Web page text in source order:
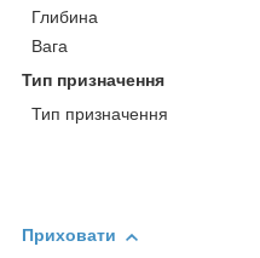
Глибина
Вага
Тип призначення
Тип призначення
Приховати